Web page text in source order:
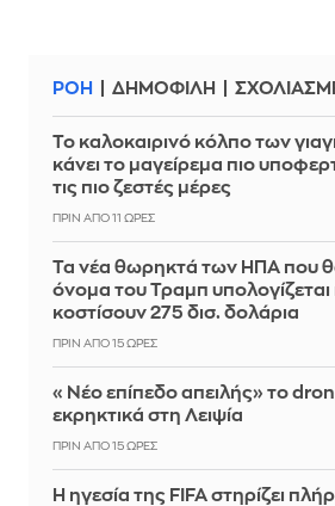
ΡΟΗ ΔΗΜΟΦΙΛΗ
Το καλοκαιρινό κόλπο των
κάνει το μαγείρεμα πιο
τις πιο ζεστές μέρες
ΠΡΙΝ ΑΠΌ 11 ΏΡΕΣ
Τα νέα θωρηκτά των ΗΠΑ που
όνομα του Τραμπ
κοστίσουν 275 δισ. δολάρια
ΠΡΙΝ ΑΠΌ 15 ΏΡΕΣ
«Νέο επίπεδο απειλής» το
εκρηκτικά στη Λειψία
ΠΡΙΝ ΑΠΌ 15 ΏΡΕΣ
Η ηγεσία της FIFA στηρίζει